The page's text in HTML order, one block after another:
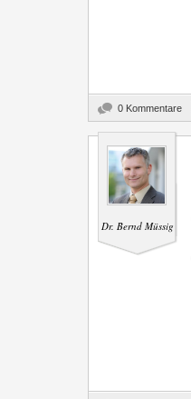
0 Kommentare
Dr. Bernd Müssig